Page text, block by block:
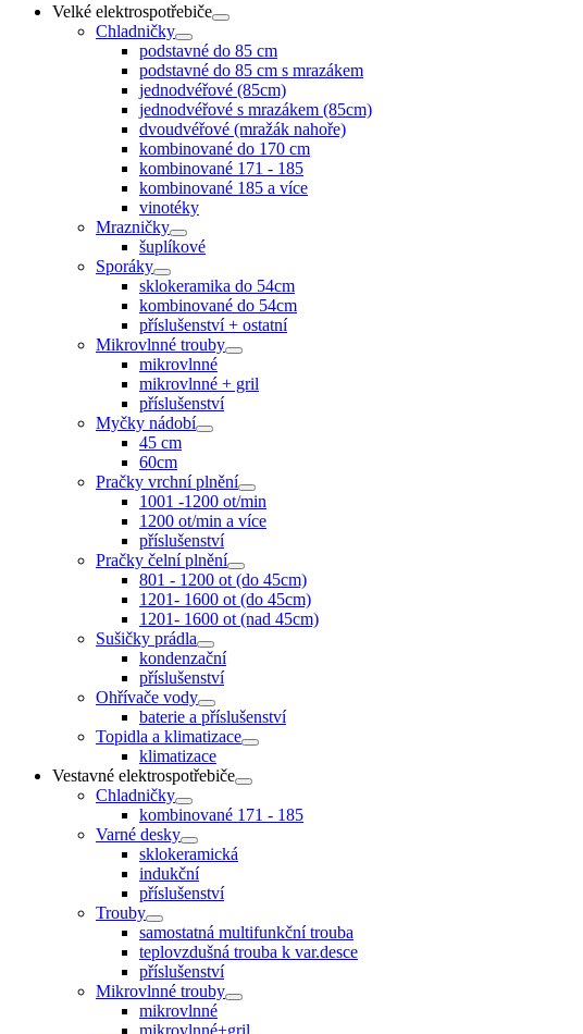
Velké elektrospotřebiče
Chladničky
podstavné do 85 cm
podstavné do 85 cm s mrazákem
jednodvéřové (85cm)
jednodvéřové s mrazákem (85cm)
dvoudvéřové (mražák nahoře)
kombinované do 170 cm
kombinované 171 - 185
kombinované 185 a více
vinotéky
Mrazničky
šuplíkové
Sporáky
sklokeramika do 54cm
kombinované do 54cm
příslušenství + ostatní
Mikrovlnné trouby
mikrovlnné
mikrovlnné + gril
příslušenství
Myčky nádobí
45 cm
60cm
Pračky vrchní plnění
1001 -1200 ot/min
1200 ot/min a více
příslušenství
Pračky čelní plnění
801 - 1200 ot (do 45cm)
1201- 1600 ot (do 45cm)
1201- 1600 ot (nad 45cm)
Sušičky prádla
kondenzační
příslušenství
Ohřívače vody
baterie a příslušenství
Topidla a klimatizace
klimatizace
Vestavné elektrospotřebiče
Chladničky
kombinované 171 - 185
Varné desky
sklokeramická
indukční
příslušenství
Trouby
samostatná multifunkční trouba
teplovzdušná trouba k var.desce
příslušenství
Mikrovlnné trouby
mikrovlnné
mikrovlnné+gril